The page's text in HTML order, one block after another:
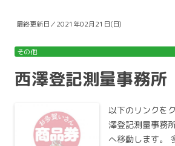
最終更新日／2021年02月21日(日)
その他
西澤登記測量事務所
以下のリンクを
澤登記測量事務
へ移動します。